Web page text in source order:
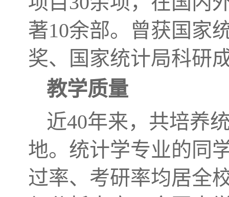
著10余部。曾获国家
奖、国家统计局科研
教学质量
近40年来，共培养
地。统计学专业的同
过率、考研率均居全